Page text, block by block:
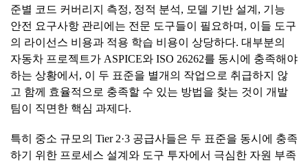
준별 코드 커버리지 측정, 정적 분석, 모델 기반 설계, 기능
안전 요구사항 관리에는 전문 도구들이 필요하며, 이들 도구
의 라이선스 비용과 적용 학습 비용이 상당하다. 대부분의
자동차 프로젝트가 ASPICE와 ISO 26262를 동시에 충족해야
하는 상황에서, 이 두 표준을 별개의 작업으로 취급하지 않
고 함께 효율적으로 충족할 수 있는 방법을 찾는 것이 개발
팀이 직면한 핵심 과제다.
특히 중소 규모의 Tier 2·3 공급사들은 두 표준을 동시에 충족
하기 위한 프로세스 설계와 도구 투자에서 극심한 자원 부족